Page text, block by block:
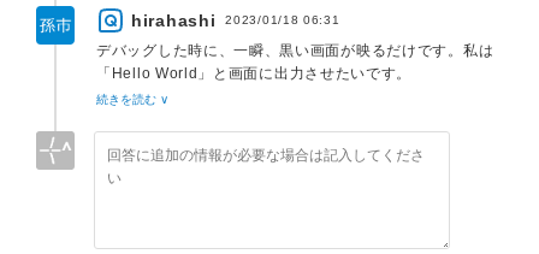
'Project1.exe' (Win32):
'C:\Windows\SysWOW64\ucrtbased.dll' が読み込ま
れました。PDB ファイルを開けないか、ファイルが見つか
'C:\Windows\SysWOW64\kernel.appcore.dll' が読
み込まれました。PDB ファイルを開けないか、ファイルが
見つかりません。
'C:\Windows\SysWOW64\msvcrt.dll' が読み込まれま
どこにもエラーは報告されていませんが。「1 更新不要」と
出ています。単なるビルド時のメッセージです。
hirahashi 2023/01/18 06:31
デバッグした時に、一瞬、黒い画面が映るだけです。私は
「Hello World」と画面に出力させたいです。
どうすれば、よろしいでしょうか？
続きを読む ∨